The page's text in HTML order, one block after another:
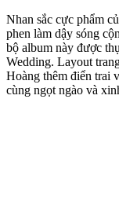
Nhan sắc cực phẩm
phen làm dậy sóng
bộ album này được
Wedding. Layout
Hoàng thêm điển trai
cùng ngọt ngào và